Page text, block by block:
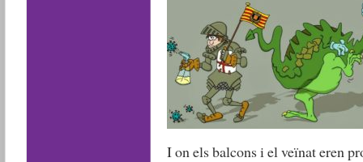
I on els balcons i el veïnat eren